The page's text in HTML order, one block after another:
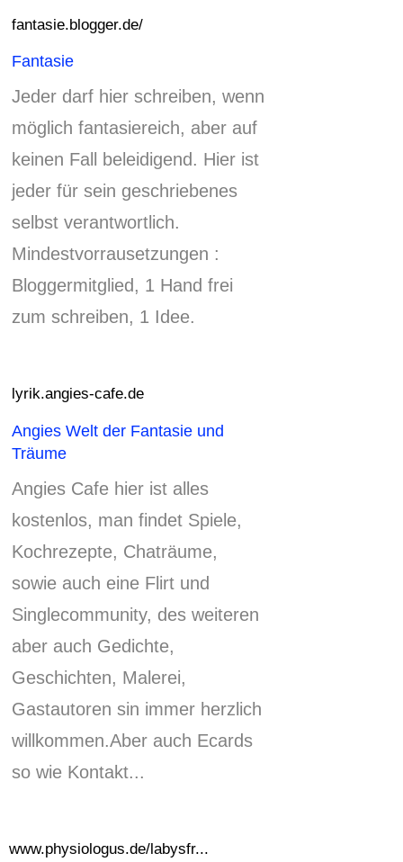
fantasie.blogger.de/
Fantasie
Jeder darf hier schreiben, wenn
möglich fantasiereich, aber auf
keinen Fall beleidigend. Hier ist
jeder für sein geschriebenes
selbst verantwortlich.
Mindestvorrausetzungen :
Bloggermitglied, 1 Hand frei
zum schreiben, 1 Idee.
lyrik.angies-cafe.de
Angies Welt der Fantasie und
Träume
Angies Cafe hier ist alles
kostenlos, man findet Spiele,
Kochrezepte, Chaträume,
sowie auch eine Flirt und
Singlecommunity, des weiteren
aber auch Gedichte,
Geschichten, Malerei,
Gastautoren sin immer herzlich
willkommen.Aber auch Ecards
so wie Kontakt...
www.physiologus.de/labysfr...